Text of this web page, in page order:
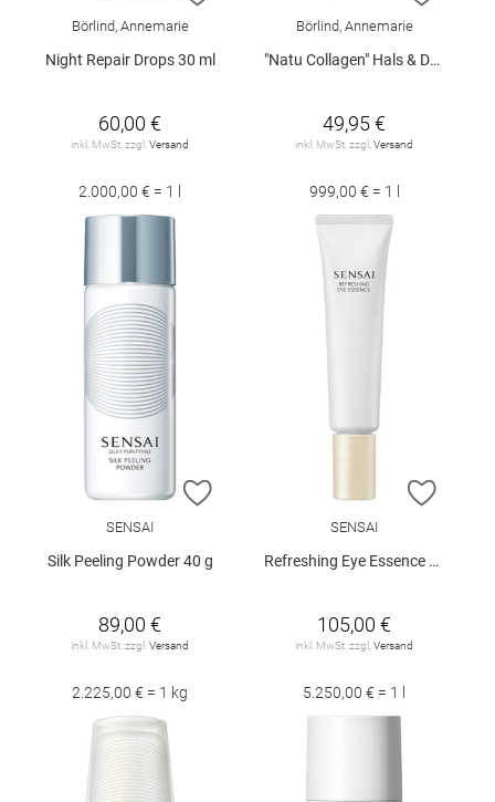
Börlind, Annemarie
Night Repair Drops 30 ml
60,00 €
inkl. MwSt. zzgl. Versand
2.000,00 € = 1 l
Börlind, Annemarie
"Natu Collagen" Hals & Dekolleté Serum 50 ml
49,95 €
inkl. MwSt. zzgl. Versand
999,00 € = 1 l
ZUR WUNSCHLISTE HINZUFÜGEN
SENSAI
Silk Peeling Powder 40 g
89,00 €
inkl. MwSt. zzgl. Versand
2.225,00 € = 1 kg
ZUR
SENSAI
Refreshing Eye Essence Refill 20 ml
105,00 €
inkl. MwSt. zzgl. Versand
5.250,00 € = 1 l